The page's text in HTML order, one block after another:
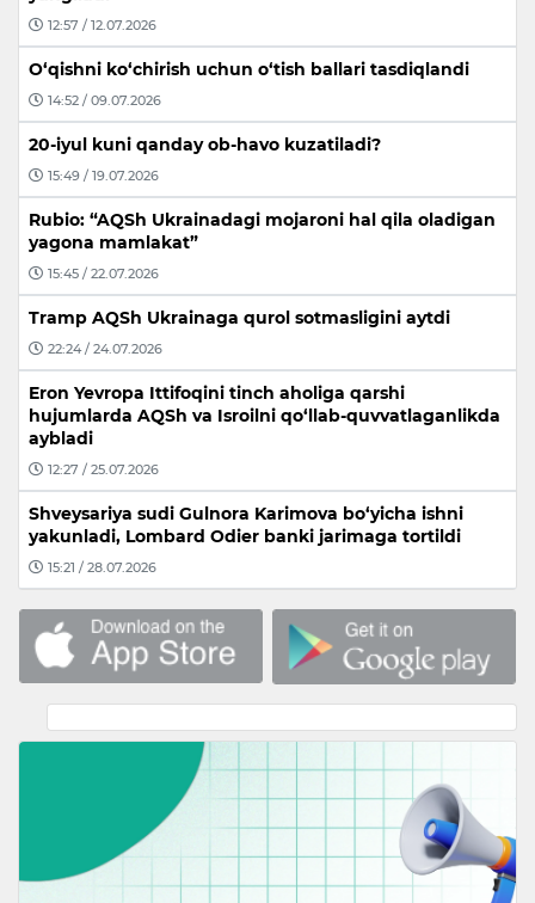
12:57 / 12.07.2026
O‘qishni ko‘chirish uchun o‘tish ballari tasdiqlandi
14:52 / 09.07.2026
20-iyul kuni qanday ob-havo kuzatiladi?
15:49 / 19.07.2026
Rubio: “AQSh Ukrainadagi mojaroni hal qila oladigan
yagona mamlakat”
15:45 / 22.07.2026
Tramp AQSh Ukrainaga qurol sotmasligini aytdi
22:24 / 24.07.2026
Eron Yevropa Ittifoqini tinch aholiga qarshi
hujumlarda AQSh va Isroilni qo‘llab-quvvatlaganlikda
aybladi
12:27 / 25.07.2026
Shveysariya sudi Gulnora Karimova bo‘yicha ishni
yakunladi, Lombard Odier banki jarimaga tortildi
15:21 / 28.07.2026